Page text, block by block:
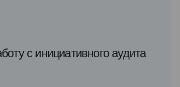
с инициативного аудита